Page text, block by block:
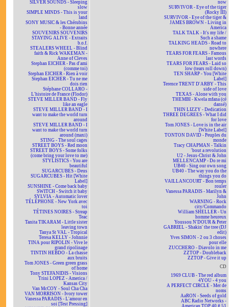
SILVER SOUNDS - Sleeping
slow
SIMPLE MINDS - This is your
land
SONY MUSIC & les Chérubins
- Bonne année
SOUVENIRS SOUVENIRS
STAYING ALIVE - Extraits
b.o.f.
STEALERS WHEEL - Blind
faith & Rick WAKEMAN -
Anne of Cleves
Stephan EICHER - Pas d'ami
(comme toi)
Stephan EICHER - Rien à voir
Stephan EICHER - Tu ne me
dois rien
Stéphane COLLARO -
L'histoire de France (Flodor)
STEVE MILLER BAND - Fly
like an eagle
STEVE MILLER BAND - I
want to make the world turn
around
STEVE MILLER BAND - I
want to make the world turn
around (maxi)
STING - The soul cages
STREET BOYS - Red moon
STREET BOYS - Some folks
(come bring your love to me)
STYLISTICS - You are
beautiful
SUGARCUBES - Deus
SUGARCUBES - Hit [White
Label]
SUNSHINE - Come back baby
SWITCH - Switch it baby
SYLVIA - Automatic lover
TÉLÉPHONE - New York avec
toi
TÉTINES NOIRES - Streap
Teac
Tanita TIKARAM - Little sister
leaving town
Tanya St VAL - Tropical
Teresa KELLY - Johnnie
TINA pour RIPOLIN - Vive le
grand ripolinage
TINTIN HEBDO - La chasse
aux bruits
Tom JONES - Green green grass
of home
Tony STEFANIDIS - Visions
Trini LOPEZ - America /
Kansas City
Van McCOY - Soul Cha Cha
VAN MORRISON - Ivory tower
Vanessa PARADIS - L'amour en
soi [Test Pressing]
now
SURVIVOR - Eye of the tiger
(Rocky III)
SURVIVOR - Eye of the tiger &
JAMES BROWN - Living in
America
TALK TALK - It's my life /
Such a shame
TALKING HEADS - Road to
nowhere
TEARS FOR FEARS - Famous
last words
TEARS FOR FEARS - Laid so
low (tears roll down)
TEN SHARP - You [White
Label]
Terence TRENT D'ARBY - This
side of love
TEXAS - Alone with you
THEMBI - Kwela mfana (cé
dansé)
THIN LIZZY - Dedication
THREE DEGREES - What I did
for love
Tom JONES - Love is in the air
[White Label]
TONTON DAVID - Peuples du
monde
Tracy CHAPMAN - Talkin
'bout a revolution
U2 - Jesus-Christ & John
MELLENCAMP - Do re mi
UB40 - Sing our own song
UB40 - The way you do the
things you do
VAILLANCOURT - Bon temps
rouler
Vanessa PARADIS - Marilyn &
John
WARNING - Rock
city/Commando
William SHELLER - Un
homme heureux
Youssou N'DOUR & Peter
GABRIEL - Shakin' the tree (DJ
edit)
Yves SIMON - 2 ou 3 choses
pour elle
ZUCCHERO - Diavolo in me
ZZTOP - Doubleback
ZZTOP - Give it up
CD
1969 CLUB - The red album
4YOU - 4 you
A PERFECT CIRCLE - Mer de
noms
AaRON - Seeds of gold
ABC Radio Networks -
American TOP 40 # 51